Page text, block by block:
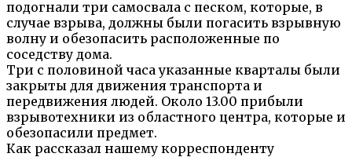
подогнали три самосвала с песком, которые, в
случае взрыва, должны были погасить взрывную
волну и обезопасить расположенные по
соседству дома.
Три с половиной часа указанные кварталы были
закрыты для движения транспорта и
передвижения людей. Около 13.00 прибыли
взрывотехники из областного центра, которые и
обезопасили предмет.
Как рассказал нашему корреспонденту